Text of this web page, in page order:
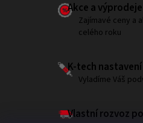
Akce a výprodeje
Zajímavé ceny a
celého roku
K-tech
Vyladíme Váš
Vlastní rozvoz